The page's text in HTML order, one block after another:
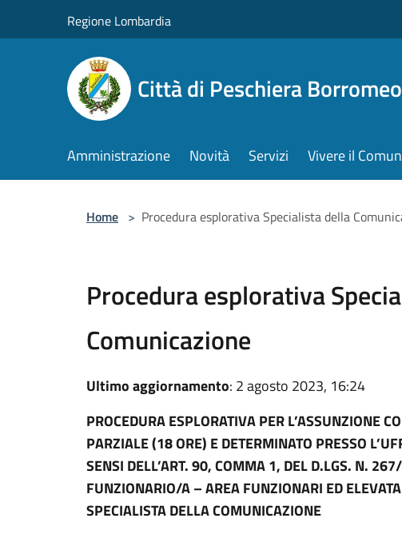
Regione Lombardia
Città di Peschiera Borromeo
Amministrazione Novità Servizi Vivere il
Home > Procedura esplorativa Specialista della
Procedura esplorativa
Comunicazione
Ultimo aggiornamento: 2 agosto 2023, 16:24
PROCEDURA ESPLORATIVA PER L’ASSUNZIONE
PARZIALE (18 ORE) E DETERMINATO PRESSO
SENSI DELL’ART. 90, COMMA 1, DEL D.LGS. N.
FUNZIONARIO/A – AREA FUNZIONARI ED
SPECIALISTA DELLA COMUNICAZIONE